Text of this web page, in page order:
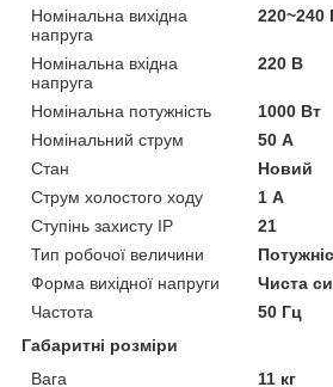
Номінальна вихідна
напруга
220~240
Номінальна вхідна
напруга
220 В
Номінальна потужність
1000 Вт
Номінальний струм
50 А
Стан
Новий
Струм холостого ходу
1 А
Ступінь захисту IP
21
Тип робочої величини
Форма вихідної напруги
Чиста
Частота
50 Гц
Габаритні розміри
Вага
11 кг